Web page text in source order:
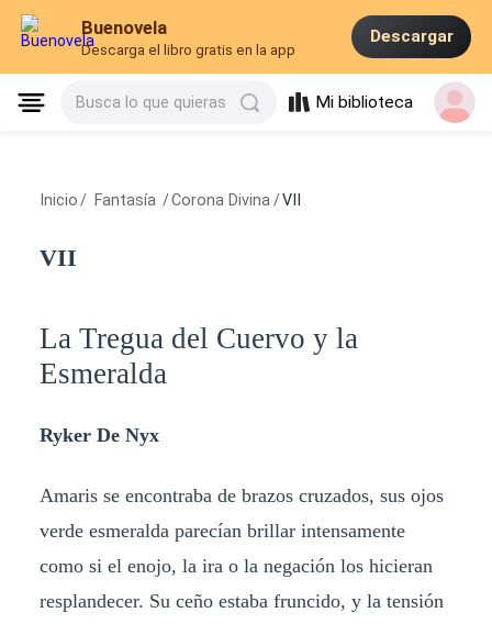
Buenovela
Descarga el libro gratis en la app
Descargar
Busca lo que quieras Mi biblioteca
Inicio / Fantasía /Corona Divina /VII
VII
La Tregua del Cuervo y la
Esmeralda
Ryker De Nyx
Amaris se encontraba de brazos cruzados, sus ojos
verde esmeralda parecían brillar intensamente
como si el enojo, la ira o la negación los hicieran
resplandecer. Su ceño estaba fruncido, y la tensión